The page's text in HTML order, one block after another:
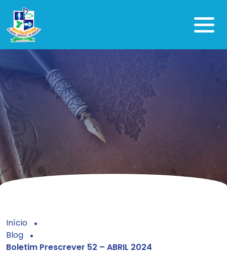
Início
Blog
Boletim Prescrever 52 – ABRIL 2024